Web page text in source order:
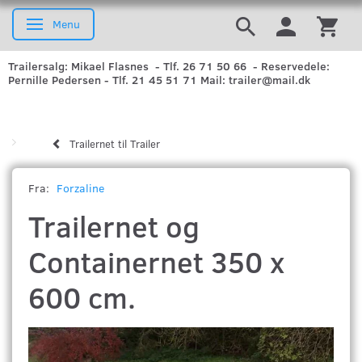
Skifte navigation
Menu
Trailersalg: Mikael Flasnes - Tlf. 26 71 50 66 - Reservedele:
Pernille Pedersen - Tlf. 21 45 51 71 Mail: trailer@mail.dk
Trailernet til Trailer
Fra: Forzaline
Trailernet og
Containernet 350 x
600 cm.